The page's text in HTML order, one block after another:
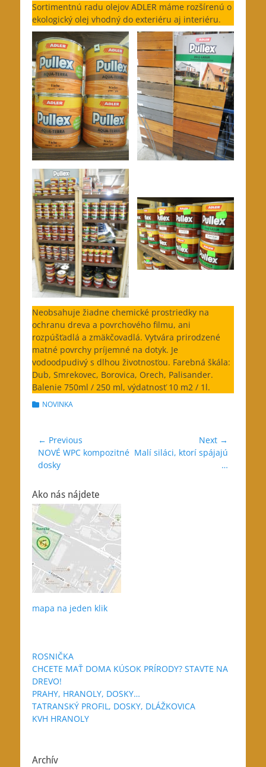
Sortimentnú radu olejov ADLER máme rozšírenú o
ekologický olej vhodný do exteriéru aj interiéru.
Neobsahuje žiadne chemické prostriedky na
ochranu dreva a povrchového filmu, ani
rozpúšťadlá a zmäkčovadlá. Vytvára prirodzené
matné povrchy príjemné na dotyk. Je
vodoodpudivý s dlhou životnosťou. Farebná škála:
Dub, Smrekovec, Borovica, Orech, Palisander.
Balenie 750ml / 250 ml, výdatnosť 10 m2 / 1l.
Categories
NOVINKA
Navigácia
v
článku
← Previous
Previous
post:
NOVÉ WPC kompozitné
dosky
Next →
Next
Malí siláci, ktorí spájajú
…
Ako nás nájdete
mapa na jeden klik
ROSNIČKA
CHCETE MAŤ DOMA KÚSOK PRÍRODY? STAVTE NA
DREVO!
PRAHY, HRANOLY, DOSKY…
TATRANSKÝ PROFIL, DOSKY, DLÁŽKOVICA
KVH HRANOLY
Archív